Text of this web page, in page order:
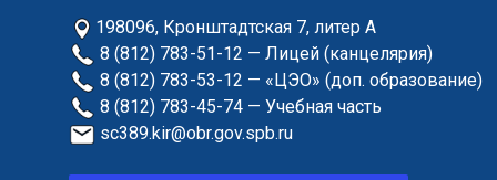
198096, Кронштадтская 7, литер А
8 (812) 783-51-12 — Лицей (канцелярия)
8 (812) 783-53-12 — «ЦЭО» (доп. образование)
8 (812) 783-45-74 — Учебная часть
sc389.kir@obr.gov.spb.ru